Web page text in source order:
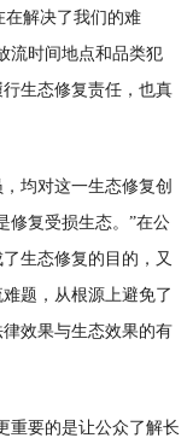
在解决了我们的难
流时间地点和品类犯
生态修复责任，也真
均对这一生态修复创
修复受损生态。”在公
生态修复的目的，又
题，从根源上避免了
效果与生态效果的有
重要的是让公众了解长